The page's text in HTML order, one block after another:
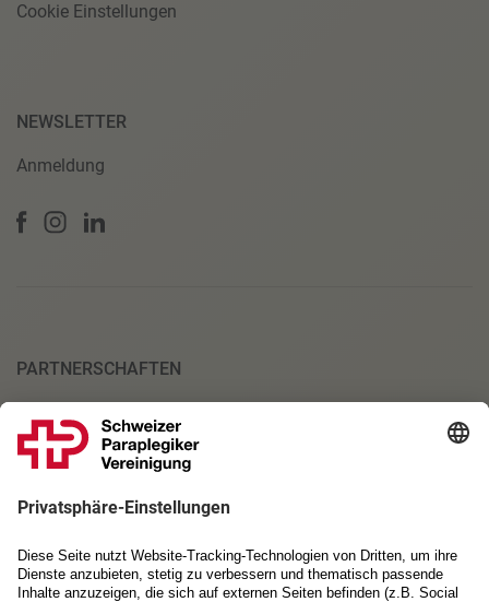
Cookie Einstellungen
NEWSLETTER
Anmeldung
PARTNERSCHAFTEN